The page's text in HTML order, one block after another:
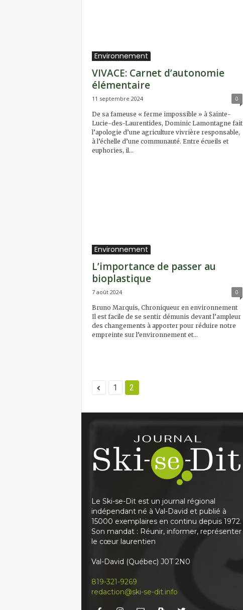
Environnement
VIVACE: Carnet d’autonomie
élémentaire
11 septembre 2024 0
De sa fameuse « ferme impossible » à Sainte-
Lucie-des-Laurentides, Dominic Lamontagne fait
l’apologie d’une agriculture vivrière responsable,
à l’échelle d’une communauté. Entre écueils et
euphories, il...
Environnement
L’importance de passer au
bioplastique
7 août 2024 0
Bruno Marquis, Chroniqueur en environnement
Il est facile de se sentir démunis devant l’ampleur
des changements à apporter pour réduire notre
empreinte sur l’environnement et...
1 2
Le Ski-se-Dit est un journal régional
indépendant né à Val-David et publié à
15000 exemplaires en continu depuis 1972.
Son mandat : Réunir, informer, représenter
le cœur laurentien
Val-David (Québec) J0T 2N0
819-321-9269
redaction@ski-se-dit.info